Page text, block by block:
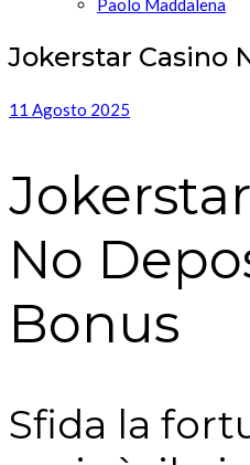
Paolo Maddalena
Jokerstar Casino
11 Agosto 2025
No
Bonus
Sfida la